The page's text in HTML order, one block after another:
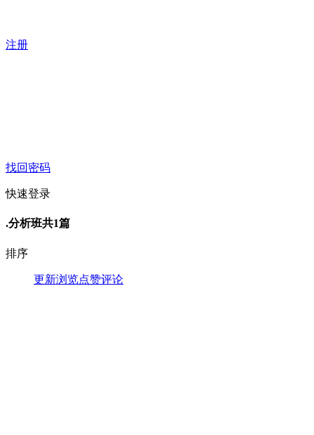
注册
找回密码
快速登录
.分析班共1篇
排序
更新浏览点赞评论